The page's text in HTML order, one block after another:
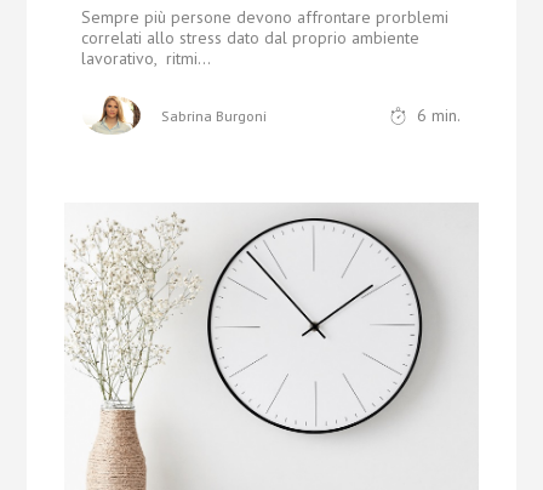
Sempre più persone devono affrontare prorblemi
correlati allo stress dato dal proprio ambiente
lavorativo, ritmi...
Sabrina Burgoni 6 min.